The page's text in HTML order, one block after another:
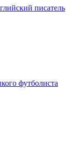
писатель
футболиста